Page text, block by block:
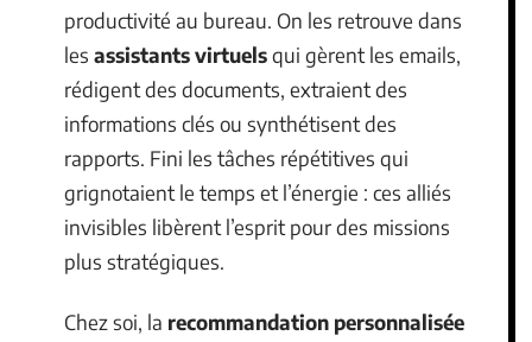
productivité au bureau. On les retrouve dans
les assistants virtuelsqui gèrent les emails,
rédigent des documents, extraient des
informations clés ou synthétisent des
rapports. Fini les tâches répétitives qui
grignotaient le temps et l’énergie : ces alliés
invisibles libèrent l’esprit pour des missions
plus stratégiques.
Chez soi, la recommandation personnalisée